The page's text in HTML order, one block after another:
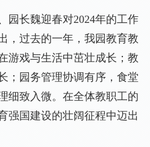
园长魏迎春对2024年的工作
，过去的一年，我园教育教
游戏与生活中茁壮成长；教
；园务管理协调有序，食堂
细致入微。在全体教职工的
强国建设的壮阔征程中迈出